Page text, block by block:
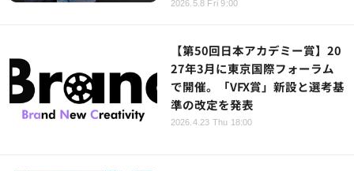
2026.5.8 Fri 9:00
【第50回日本アカデミー賞】20
27年3月に東京国際フォーラム
で開催。「VFX賞」新設と選考基
準の改定を発表
2026.4.23 Thu 18:00